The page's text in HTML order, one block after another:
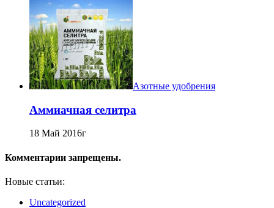
Азотные удобрения
Аммиачная селитра
18 Май 2016г
Комментарии запрещены.
Новые статьи:
Uncategorized